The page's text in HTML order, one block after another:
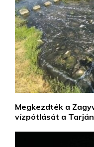
Megkezdték a
vízpótlását a